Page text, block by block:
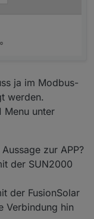
ja im Modbus-
werden.
Menu unter
zur APP?
der SUN2000
der FusionSolar
Verbindung hin